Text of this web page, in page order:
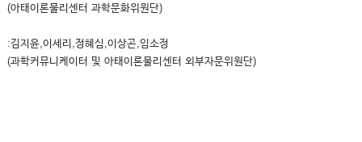
(아태이론물리센터 과학문화위원단)
:김지윤,이세리,정혜심,이상곤,임소정
(과학커뮤니케이터 및 아태이론물리센터 외부자문위원단)